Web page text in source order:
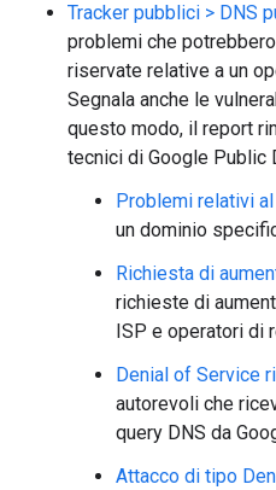
Tracker pubblici > DNS
problemi che
riservate relative a un
Segnala anche le
questo modo, il report
tecnici di Google Public
Problemi relativi
un dominio
Richiesta di
richieste di
ISP e operatori di
Denial of Service
autorevoli che
query DNS da
Attacco di tipo